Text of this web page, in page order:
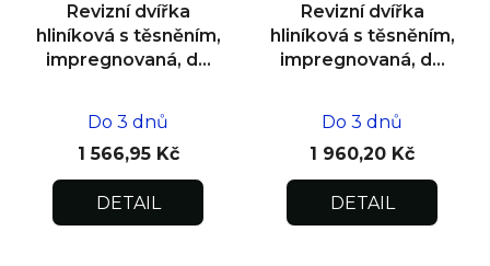
Revizní dvířka
hliníková s těsněním,
impregnovaná, do
Do 3 dnů
1 566,95 Kč
DETAIL
Revizní dvířka
hliníková s těsněním,
impregnovaná, do
Do 3 dnů
1 960,20 Kč
DETAIL